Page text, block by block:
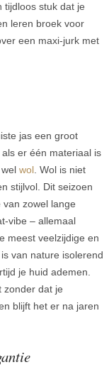
tijdloos stuk dat je
leren broek voor
een maxi-jurk met
jas een groot
er één materiaal is
wol. Wol is niet
stijlvol. Dit seizoen
zowel lange
vibe – allemaal
meest veelzijdige en
van nature isolerend
je huid ademen.
zonder dat je
blijft het er na jaren